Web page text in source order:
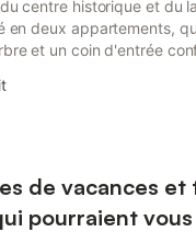
centre historique et du
en deux appartements,
et un coin d'entrée
réservées situées à
de vacances et
pourraient